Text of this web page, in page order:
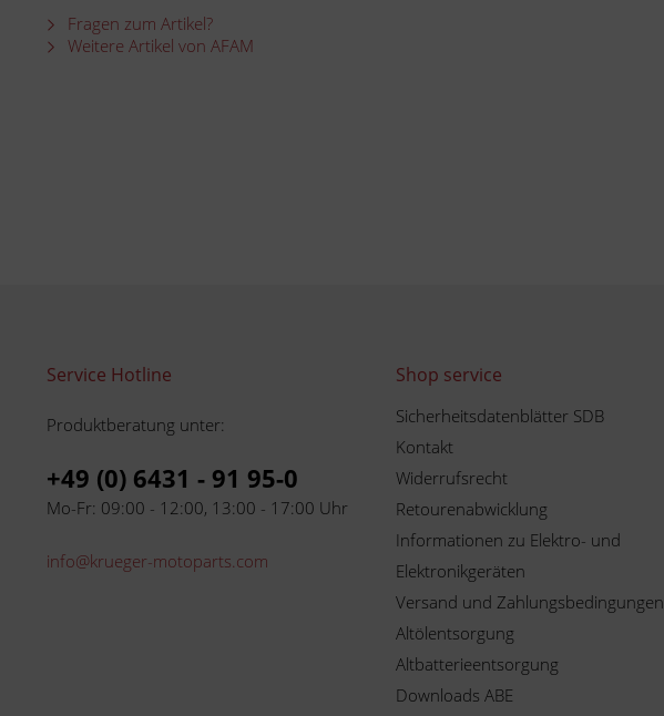
Fragen zum Artikel?
Weitere Artikel von AFAM
Service Hotline
Produktberatung unter:
+49 (0) 6431 - 91 95-0
Mo-Fr: 09:00 - 12:00, 13:00 - 17:00 Uhr
info@krueger-motoparts.com
Shop service
Sicherheitsdatenblätter SDB
Kontakt
Widerrufsrecht
Retourenabwicklung
Informationen zu Elektro- und
Elektronikgeräten
Versand und Zahlungsbedingungen
Altölentsorgung
Altbatterieentsorgung
Downloads ABE